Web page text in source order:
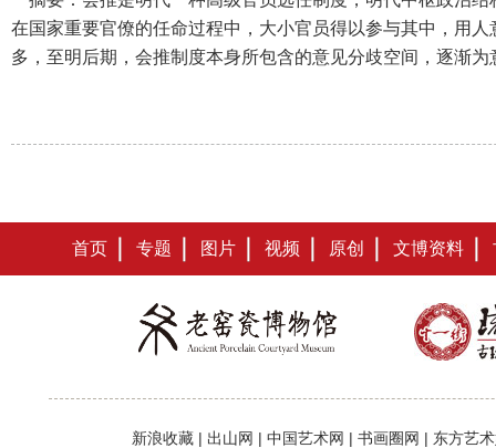
在国家重要官僚的任命过程中，大小官员得以参与其中，用
多，至明后期，会推制度本身所包含的意见分歧空间，逐渐
首页 专题 图片 视频 原创 文博资料
新浪收藏 | 出山网 | 中国艺术网 | 书画圈网 | 东方艺